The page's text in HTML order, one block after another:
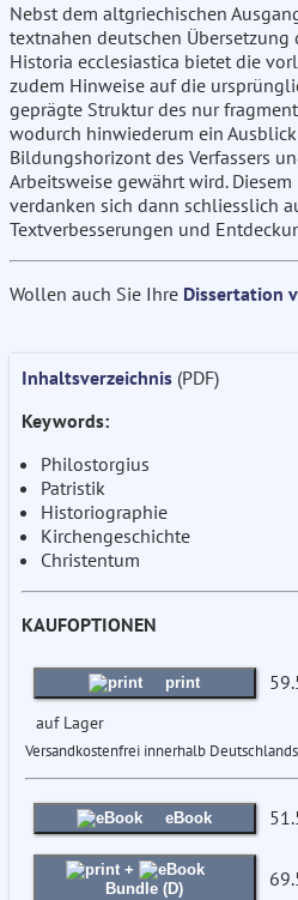
Nebst dem altgriechischen
textnahen deutschen Übersetzung
Historia ecclesiastica bietet die
zudem Hinweise auf die
geprägte Struktur des nur
wodurch hinwiederum ein
Bildungshorizont des Verfassers
Arbeitsweise gewährt wird.
verdanken sich dann schliesslich
Textverbesserungen und
Wollen auch Sie Ihre Dissertation
Inhaltsverzeichnis (PDF)
Keywords:
Philostorgius
Patristik
Historiographie
Kirchengeschichte
Christentum
KAUFOPTIONEN
print
auf Lager
Versandkostenfrei innerhalb Deutschlands
eBook
+
Bundle (D)